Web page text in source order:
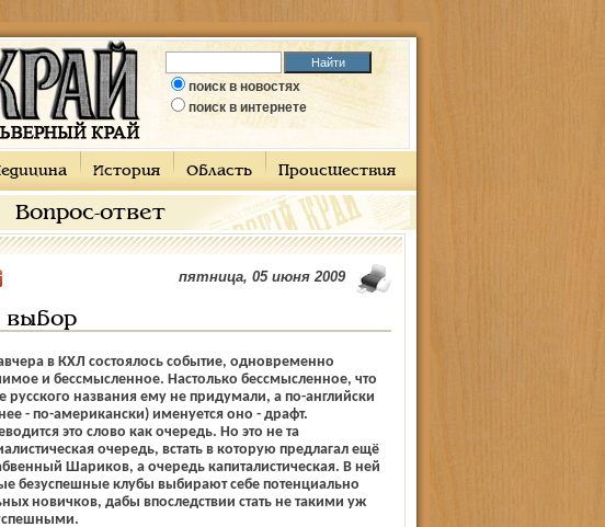
поиск в новостях
поиск в интернете
История Область Происшествия
Вопрос-ответ
пятница, 05 июня 2009
выбор
в КХЛ состоялось событие, одновременно
и бессмысленное. Настолько бессмысленное, что
русского названия ему не придумали, а по-английски
- по-американски) именуется оно - драфт.
это слово как очередь. Но это не та
очередь, встать в которую предлагал ещё
Шариков, а очередь капиталистическая. В ней
безуспешные клубы выбирают себе потенциально
новичков, дабы впоследствии стать не такими уж